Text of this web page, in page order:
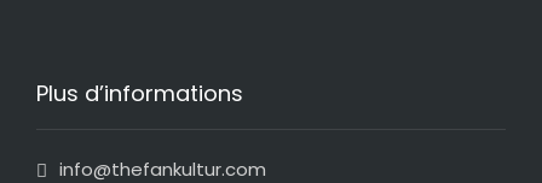
Plus d’informations
info@thefankultur.com